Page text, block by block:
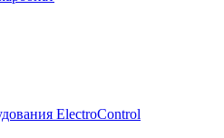
ElectroControl